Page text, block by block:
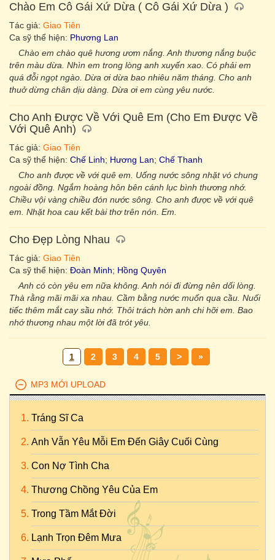
Chào Em Cô Gái Xứ Dừa ( Cô Gái Xứ Dừa )
Tác giả: Giao Tiên
Ca sỹ thể hiện: Phương Lan
Chào em chào quê hương ươm nắng. Anh thương nắng buộc
trên màu dừa. Nhìn em trong lòng anh xuyến xao. Có phải em
quá đỗi ngọt ngào. Dừa ơi dừa bao nhiêu năm tháng. Cho anh
thuở dừng chân dịu dàng. Dừa ơi em cùng yêu nước.
Cho Anh Được Về Với Quê Em (Cho Em Được Về
Với Quê Anh)
Tác giả: Giao Tiên
Ca sỹ thể hiện: Chế Linh; Hương Lan; Chế Thanh
Cho anh được về với quê em. Uống nước sông nhặt vó chung
ngoài đồng. Ngắm hoàng hôn bên cánh lục bình thương nhớ.
Chiều vội vàng chiều đón nước sông. Cho anh được về với quê
em. Nhặt hoa cau kết bài thơ trên nón. Em.
Cho Đẹp Lòng Nhau
Tác giả: Giao Tiên
Ca sỹ thể hiện: Đoàn Minh; Hồng Quyên
Anh có còn yêu em nữa không. Anh nói đi đừng nên dối lòng.
Thà rằng mãi mãi xa nhau. Cầm bằng nước muốn qua cầu. Nuối
tiếc thêm mắt cay sầu nhớ. Thôi trách hờn anh chi hỡi em. Bao
nhớ thương nhau một lời đã trót yêu.
1 2 3 4 5 > »
MP3 MỚI UPLOAD
Tráng Sĩ Ca
Anh Vẫn Yêu Mỗi Em Đến Giây Cuối Cùng
Con Nợ Tình Cha
Thương Chồng Yêu Của Em
Trong Tầm Mắt Đời
Lạnh Trọn Đêm Mưa